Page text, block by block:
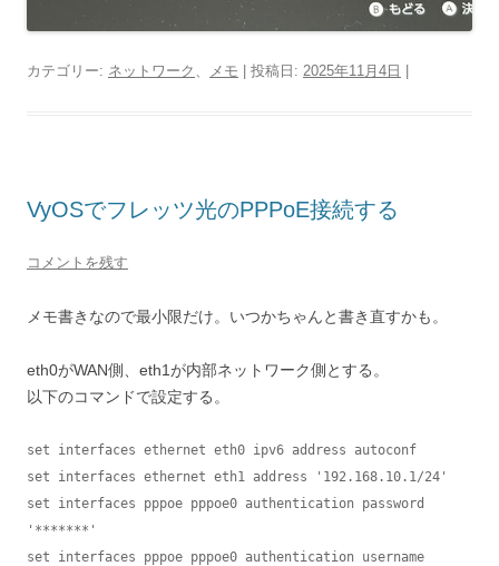
カテゴリー: ネットワーク メモ | 投稿日: 2025年11月4日
VyOSでフレッツ光のPPPoE接続する
コメントを残す
メモ書きなので最小限だけ。いつかちゃんと書き直すかも。
eth0がWAN側、eth1が内部ネットワーク側とする。
以下のコマンドで設定する。
set interfaces ethernet eth0 ipv6 address autoconf
set interfaces ethernet eth1 address '192.168.10.1/24'
set interfaces pppoe pppoe0 authentication password
'*******'
set interfaces pppoe pppoe0 authentication username